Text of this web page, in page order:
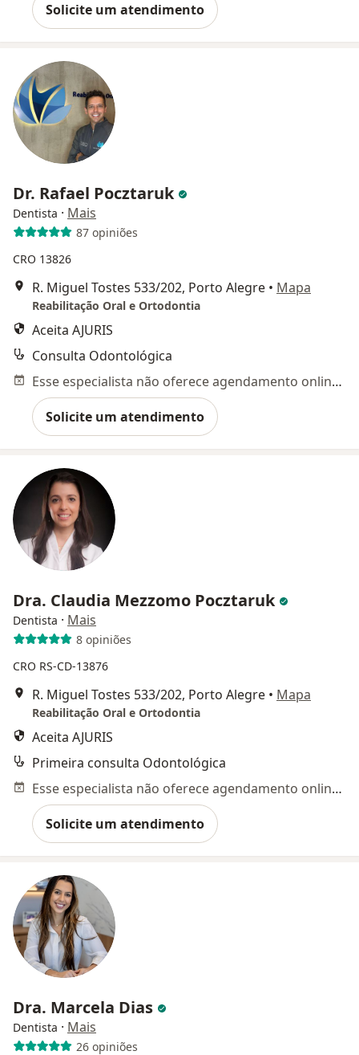
Solicite um atendimento
Dr. Rafael Pocztaruk
Dentista · Mais
87 opiniões
CRO 13826
R. Miguel Tostes 533/202, Porto Alegre • Mapa
Reabilitação Oral e Ortodontia
Aceita AJURIS
Consulta Odontológica
Esse especialista não oferece agendamento online para esse endereço.
Solicite um atendimento
Dra. Claudia Mezzomo Pocztaruk
Dentista · Mais
8 opiniões
CRO RS-CD-13876
R. Miguel Tostes 533/202, Porto Alegre • Mapa
Reabilitação Oral e Ortodontia
Aceita AJURIS
Primeira consulta Odontológica
Esse especialista não oferece agendamento online para esse endereço.
Solicite um atendimento
Dra. Marcela Dias
Dentista · Mais
26 opiniões